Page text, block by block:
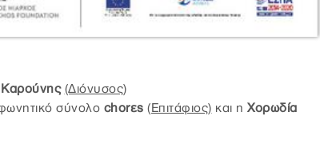
Καρούνης (Διόνυσος)
σύνολο chorεs (Επιτάφιος) και η Χορωδία